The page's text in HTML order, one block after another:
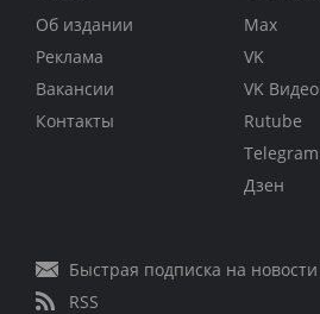
Об издании
Реклама
Вакансии
Контакты
Max
VK
VK Видео
Rutube
Telegram
Дзен
Быстрая подписка на новости
RSS